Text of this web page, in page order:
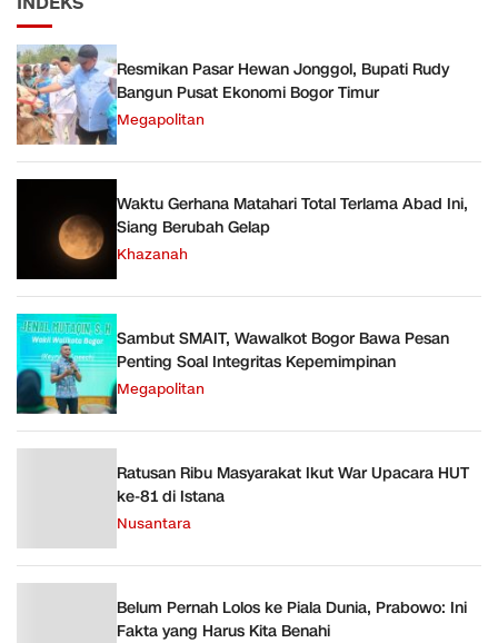
Resmikan Pasar Hewan Jonggol, Bupati Rudy
Bangun Pusat Ekonomi Bogor Timur
Megapolitan
Waktu Gerhana Matahari Total Terlama Abad Ini,
Siang Berubah Gelap
Khazanah
Sambut SMAIT, Wawalkot Bogor Bawa Pesan
Penting Soal Integritas Kepemimpinan
Megapolitan
Ratusan Ribu Masyarakat Ikut War Upacara HUT
ke-81 di Istana
Nusantara
Belum Pernah Lolos ke Piala Dunia, Prabowo: Ini
Fakta yang Harus Kita Benahi